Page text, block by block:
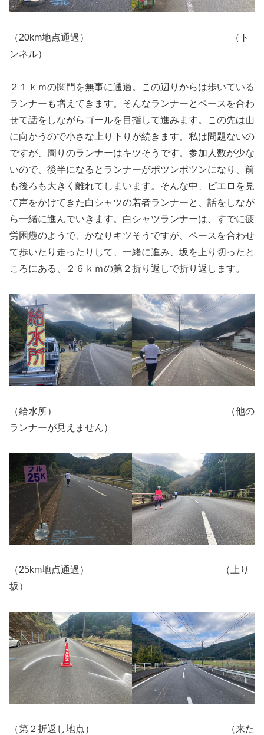
（20km地点通過） （ト
ンネル）
２１ｋｍの関門を無事に通過。この辺りからは歩いている
ランナーも増えてきます。そんなランナーとペースを合わ
せて話をしながらゴールを目指して進みます。この先は山
に向かうので小さな上り下りが続きます。私は問題ないの
ですが、周りのランナーはキツそうです。参加人数が少な
いので、後半になるとランナーがポツンポツンになり、前
も後ろも大きく離れてしまいます。そんな中、ピエロを見
て声をかけてきた白シャツの若者ランナーと、話をしなが
ら一緒に進んでいきます。白シャツランナーは、すでに疲
労困憊のようで、かなりキツそうですが、ペースを合わせ
て歩いたり走ったりして、一緒に進み、坂を上り切ったと
ころにある、２６ｋｍの第２折り返しで折り返します。
（給水所） （他の
ランナーが見えません）
（25km地点通過） （上り
坂）
（第２折返し地点） （来た